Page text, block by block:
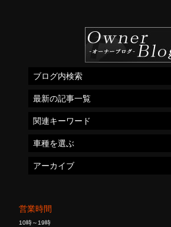
営業時間
10時～19時
ブログ内検索
最新の記事一覧
関連キーワード
車種を選ぶ
アーカイブ